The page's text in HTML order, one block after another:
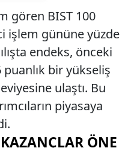
gören BIST 100
işlem gününe yüzde
endeks, önceki
puanlık bir yükseliş
ulaştı. Bu
piyasaya
ÖNE